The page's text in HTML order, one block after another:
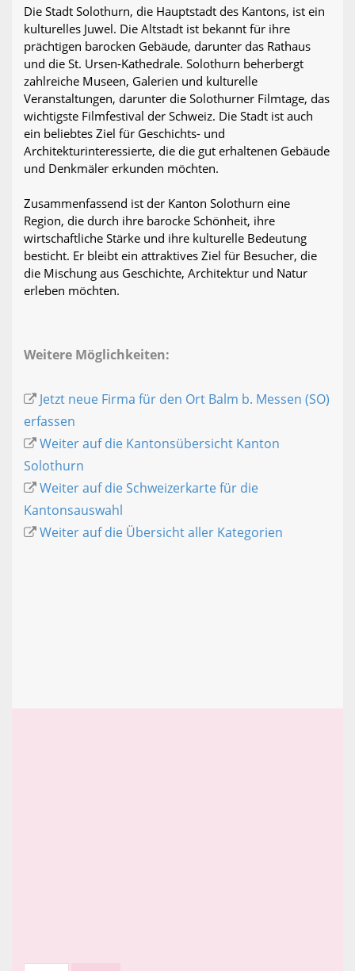
Die Stadt Solothurn, die Hauptstadt des Kantons, ist ein
kulturelles Juwel. Die Altstadt ist bekannt für ihre
prächtigen barocken Gebäude, darunter das Rathaus
und die St. Ursen-Kathedrale. Solothurn beherbergt
zahlreiche Museen, Galerien und kulturelle
Veranstaltungen, darunter die Solothurner Filmtage, das
wichtigste Filmfestival der Schweiz. Die Stadt ist auch
ein beliebtes Ziel für Geschichts- und
Architekturinteressierte, die die gut erhaltenen Gebäude
und Denkmäler erkunden möchten.
Zusammenfassend ist der Kanton Solothurn eine
Region, die durch ihre barocke Schönheit, ihre
wirtschaftliche Stärke und ihre kulturelle Bedeutung
besticht. Er bleibt ein attraktives Ziel für Besucher, die
die Mischung aus Geschichte, Architektur und Natur
erleben möchten.
Weitere Möglichkeiten:
Jetzt neue Firma für den Ort Balm b. Messen (SO)
erfassen
Weiter auf die Kantonsübersicht Kanton
Solothurn
Weiter auf die Schweizerkarte für die
Kantonsauswahl
Weiter auf die Übersicht aller Kategorien